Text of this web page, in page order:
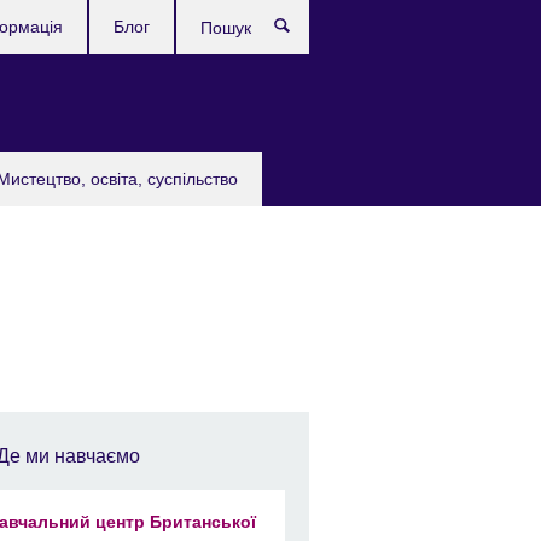
освіта, суспільство
Блог
ми навчаємо
центр Британської